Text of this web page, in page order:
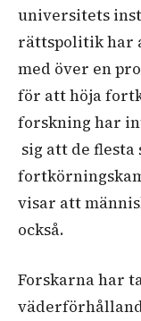
universitets
rättspolitik har
med över en
för att höja
forskning har
sig att de
visar att
också.
Forskarna har